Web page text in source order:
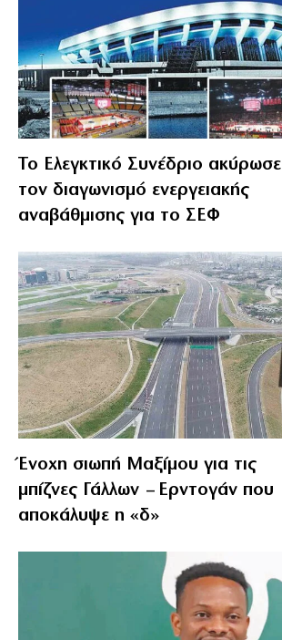
Το Ελεγκτικό Συνέδριο ακύρωσε
τον διαγωνισμό ενεργειακής
αναβάθμισης για το ΣΕΦ
Ένοχη σιωπή Μαξίμου για τις
μπίζνες Γάλλων – Ερντογάν που
αποκάλυψε η «δ»